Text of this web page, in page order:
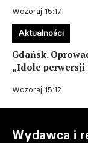
Wczoraj 15:17
Gdańsk.
„Idole perwersji
Wczoraj 15:12
Aktualności
Wydawca i